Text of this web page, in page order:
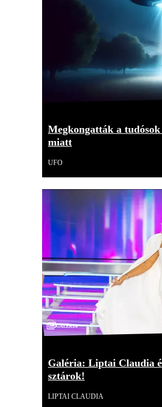
Megkongatták a
miatt
UFO
Galéria
Galéria: Liptai Claudia
sztárok!
LIPTAI CLAUDIA